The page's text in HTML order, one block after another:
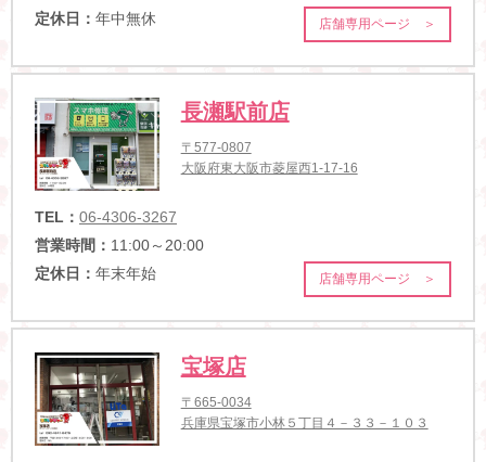
定休日： 年中無休 店舗専用ページ ＞
長瀬駅前店
〒577-0807
大阪府東大阪市菱屋西1-17-16
TEL： 06-4306-3267
営業時間： 11:00～20:00
定休日： 年末年始 店舗専用ページ ＞
宝塚店
〒665-0034
兵庫県宝塚市小林５丁目４－３３－１０３